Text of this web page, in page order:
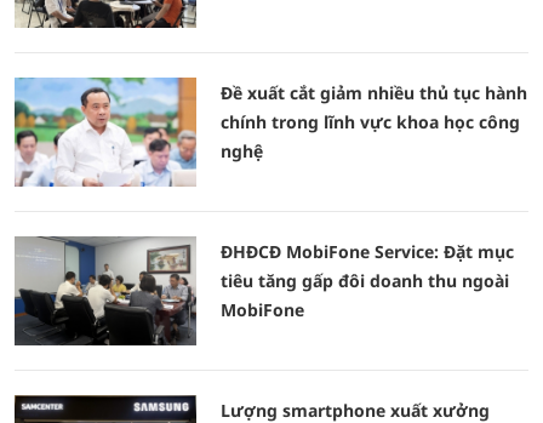
Đề xuất cắt giảm nhiều thủ tục hành
chính trong lĩnh vực khoa học công
nghệ
ĐHĐCĐ MobiFone Service: Đặt mục
tiêu tăng gấp đôi doanh thu ngoài
MobiFone
Lượng smartphone xuất xưởng